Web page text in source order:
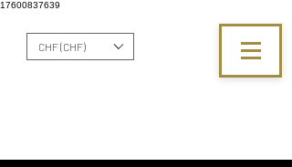
17600837639
CHF (CHF)